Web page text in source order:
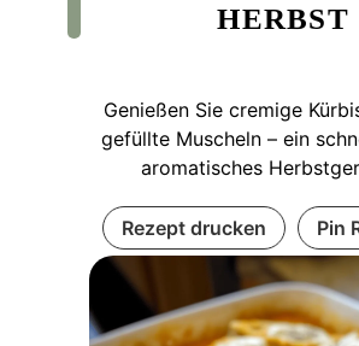
HERBST
Genießen Sie cremige
gefüllte Muscheln – ein
aromatisches
Rezept drucken Pin